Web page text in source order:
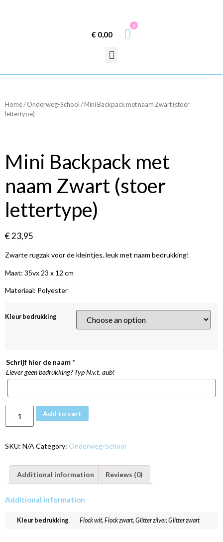
€ 0,00
0
Home/Onderweg-School/ Mini Backpack met naam Zwart (stoer
lettertype)
Mini Backpack met
naam Zwart (stoer
lettertype)
€23,95
Zwarte rugzak voor de kleintjes, leuk met naam bedrukking!
Maat: 35vx 23 x 12 cm
Materiaal: Polyester
Kleur bedrukking
Schrijf hier de naam *
Liever geen bedrukking? Typ N.v.t. aub!
Add to cart
SKU: N/A Category: Onderweg-School
Additional information Reviews (0)
Additional information
Kleur bedrukking Flock wit, Flock zwart, Glitter zilver, Glitter zwart